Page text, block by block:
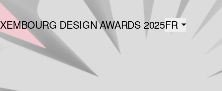
DESIGN AWARDS 2025 Français
FR